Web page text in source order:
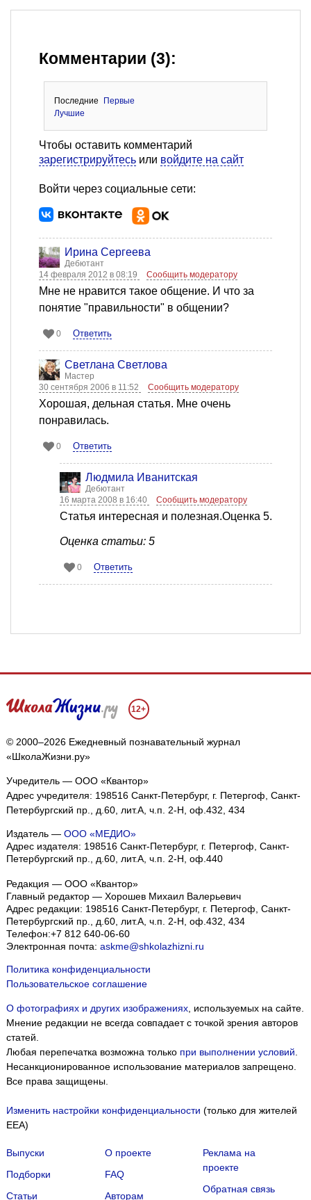
Комментарии (3):
Последние
Первые
Лучшие
Чтобы оставить комментарий
зарегистрируйтесь или войдите на сайт
Войти через социальные сети:
Ирина Сергеева
Дебютант
14 февраля 2012 в 08:19
Сообщить модератору
Мне не нравится такое общение. И что за
понятие "правильности" в общении?
0 Ответить
Светлана Светлова
Мастер
30 сентября 2006 в 11:52
Сообщить модератору
Хорошая, дельная статья. Мне очень
понравилась.
0 Ответить
Людмила Иванитская
Дебютант
16 марта 2008 в 16:40
Сообщить модератору
Статья интересная и полезная.Оценка 5.
Оценка статьи: 5
0 Ответить
12+
© 2000–2026 Ежедневный познавательный журнал
«ШколаЖизни.ру»
Учредитель — ООО «Квантор»
Адрес учредителя: 198516 Санкт-Петербург, г. Петергоф, Санкт-
Петербургский пр., д.60, лит.А, ч.п. 2-Н, оф.432, 434
Издатель — ООО «МЕДИО»
Адрес издателя: 198516 Санкт-Петербург, г. Петергоф, Санкт-
Петербургский пр., д.60, лит.А, ч.п. 2-Н, оф.440
Редакция — ООО «Квантор»
Главный редактор — Хорошев Михаил Валерьевич
Адрес редакции: 198516 Санкт-Петербург, г. Петергоф, Санкт-
Петербургский пр., д.60, лит.А, ч.п. 2-Н, оф.432, 434
Телефон:+7 812 640-06-60
Электронная почта: askme@shkolazhizni.ru
Политика конфиденциальности
Пользовательское соглашение
О фотографиях и других изображениях, используемых на сайте.
Мнение редакции не всегда совпадает с точкой зрения авторов
статей.
Любая перепечатка возможна только при выполнении условий.
Несанкционированное использование материалов запрещено.
Все права защищены.
Изменить настройки конфиденциальности (только для жителей
EEA)
Выпуски
Подборки
Статьи
О проекте
FAQ
Авторам
Реклама на
проекте
Обратная связь